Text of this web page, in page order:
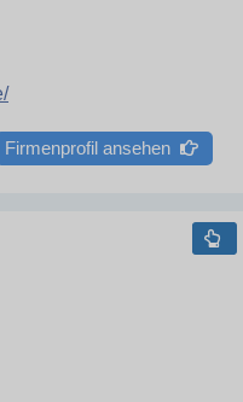
Firmenprofil ansehen